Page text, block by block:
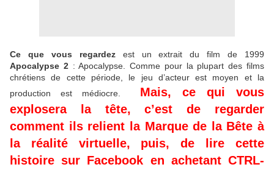
Ce que vous regardezest un extrait du film de 1999
Apocalypse 2: Apocalypse. Comme pour la plupart des films
chrétiens de cette période, le jeu d’acteur est moyen et la
production est médiocre. Mais, ce qui vous
explosera la tête, c’est de regarder
comment ils relient la Marque de la Bête à
la réalité virtuelle, puis, de lire cette
histoire sur Facebook en achetant CTRL-